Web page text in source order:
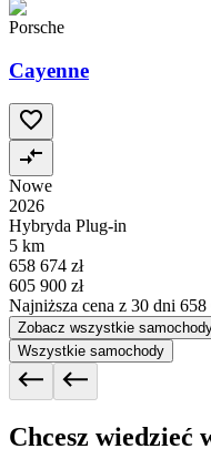
Porsche
Cayenne
Nowe
2026
Hybryda Plug-in
5 km
658 674 zł
605 900 zł
Najniższa cena z 30 dni 658
Zobacz wszystkie
Wszystkie samochody
Chcesz wiedzieć